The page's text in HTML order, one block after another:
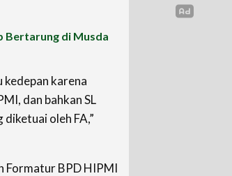
Bertarung di Musda
kedepan karena
dan bahkan SL
oleh FA,”
Formatur BPD HIPMI